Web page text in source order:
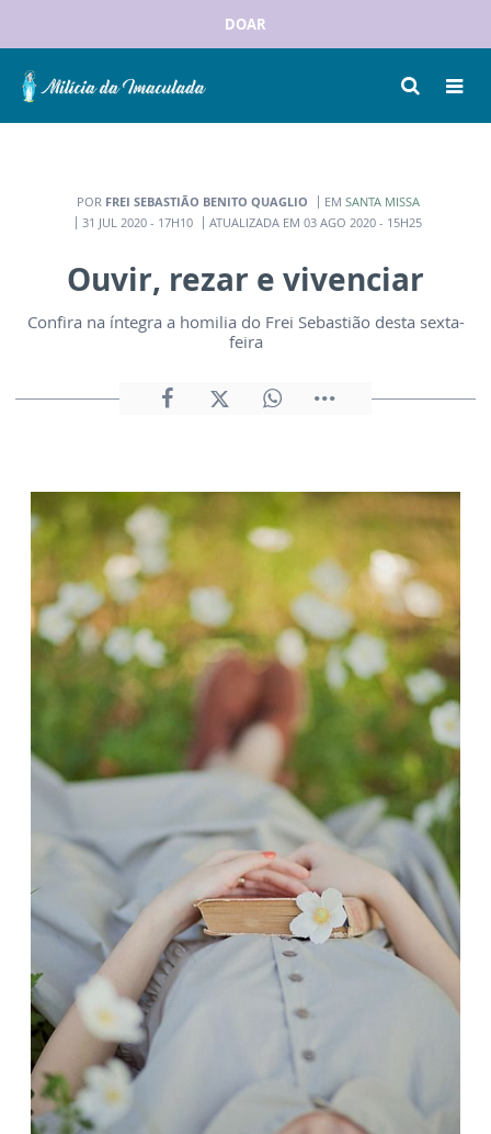
DOAR
POR FREI SEBASTIÃO BENITO QUAGLIO EM SANTA MISSA
31 JUL 2020 - 17H10
ATUALIZADA EM 03 AGO 2020 - 15H25
Ouvir, rezar e vivenciar
Confira na íntegra a homilia do Frei Sebastião desta sexta-
feira